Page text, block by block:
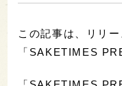
この記事は、リリ
「SAKETIMES